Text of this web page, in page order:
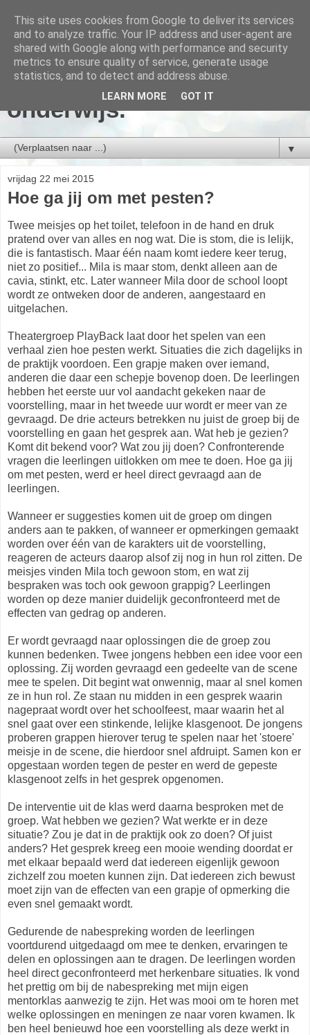
Arjan Moree, over
onderwijs.
▼
vrijdag 22 mei 2015
Hoe ga jij om met pesten?
Twee meisjes op het toilet, telefoon in de hand en druk
pratend over van alles en nog wat. Die is stom, die is lelijk,
die is fantastisch. Maar één naam komt iedere keer terug,
niet zo positief... Mila is maar stom, denkt alleen aan de
cavia, stinkt, etc. Later wanneer Mila door de school loopt
wordt ze ontweken door de anderen, aangestaard en
uitgelachen.
Theatergroep PlayBack laat door het spelen van een
verhaal zien hoe pesten werkt. Situaties die zich dagelijks in
de praktijk voordoen. Een grapje maken over iemand,
anderen die daar een schepje bovenop doen. De leerlingen
hebben het eerste uur vol aandacht gekeken naar de
voorstelling, maar in het tweede uur wordt er meer van ze
gevraagd. De drie acteurs betrekken nu juist de groep bij de
voorstelling en gaan het gesprek aan. Wat heb je gezien?
Komt dit bekend voor? Wat zou jij doen? Confronterende
vragen die leerlingen uitlokken om mee te doen. Hoe ga jij
om met pesten, werd er heel direct gevraagd aan de
leerlingen.
Wanneer er suggesties komen uit de groep om dingen
anders aan te pakken, of wanneer er opmerkingen gemaakt
worden over één van de karakters uit de voorstelling,
reageren de acteurs daarop alsof zij nog in hun rol zitten. De
meisjes vinden Mila toch gewoon stom, en wat zij
bespraken was toch ook gewoon grappig? Leerlingen
worden op deze manier duidelijk geconfronteerd met de
effecten van gedrag op anderen.
Er wordt gevraagd naar oplossingen die de groep zou
kunnen bedenken. Twee jongens hebben een idee voor een
oplossing. Zij worden gevraagd een gedeelte van de scene
mee te spelen. Dit begint wat onwennig, maar al snel komen
ze in hun rol. Ze staan nu midden in een gesprek waarin
nagepraat wordt over het schoolfeest, maar waarin het al
snel gaat over een stinkende, lelijke klasgenoot. De jongens
proberen grappen hierover terug te spelen naar het 'stoere'
meisje in de scene, die hierdoor snel afdruipt. Samen kon er
opgestaan worden tegen de pester en werd de gepeste
klasgenoot zelfs in het gesprek opgenomen.
De interventie uit de klas werd daarna besproken met de
groep. Wat hebben we gezien? Wat werkte er in deze
situatie? Zou je dat in de praktijk ook zo doen? Of juist
anders? Het gesprek kreeg een mooie wending doordat er
met elkaar bepaald werd dat iedereen eigenlijk gewoon
zichzelf zou moeten kunnen zijn. Dat iedereen zich bewust
moet zijn van de effecten van een grapje of opmerking die
even snel gemaakt wordt.
Gedurende de nabespreking worden de leerlingen
voortdurend uitgedaagd om mee te denken, ervaringen te
delen en oplossingen aan te dragen. De leerlingen worden
heel direct geconfronteerd met herkenbare situaties. Ik vond
het prettig om bij de nabespreking met mijn eigen
mentorklas aanwezig te zijn. Het was mooi om te horen met
welke oplossingen en meningen ze naar voren kwamen. Ik
ben heel benieuwd hoe een voorstelling als deze werkt in
This site uses cookies from Google to deliver its services
and to analyze traffic. Your IP address and user-agent are
shared with Google along with performance and security
metrics to ensure quality of service, generate usage
statistics, and to detect and address abuse.
LEARN MORE GOT IT